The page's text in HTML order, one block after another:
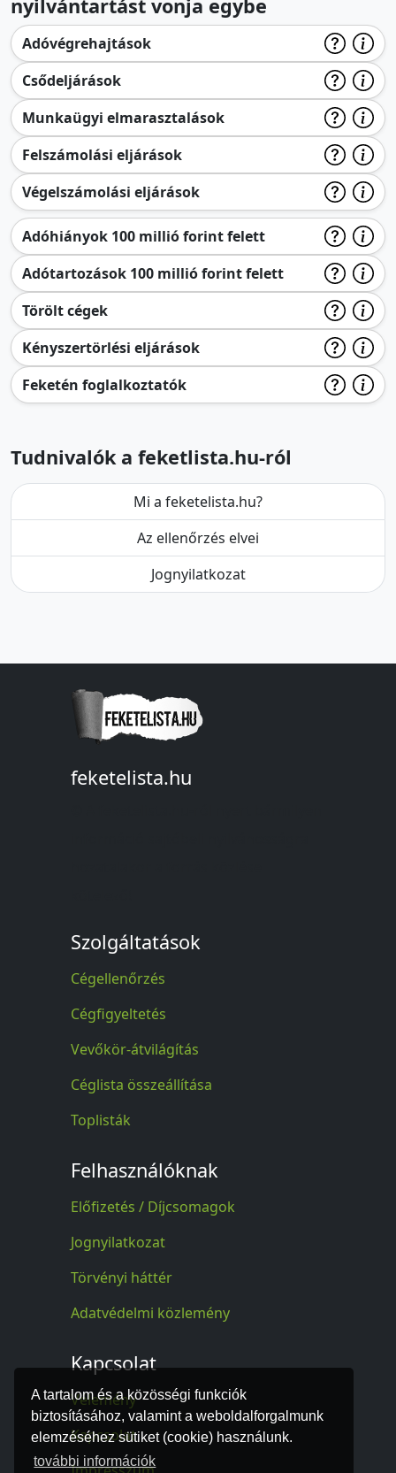
A tartalom és a közösségi funkciók
biztosításához, valamint a weboldalforgalmunk
elemzéséhez sütiket (cookie) használunk.
további információk
nyilvántartást vonja egybe
Adóvégrehajtások
Csődeljárások
Munkaügyi elmarasztalások
Felszámolási eljárások
Végelszámolási eljárások
Adóhiányok 100 millió forint felett
Adótartozások 100 millió forint felett
Törölt cégek
Kényszertörlési eljárások
Feketén foglalkoztatók
Tudnivalók a feketlista.hu-ról
Mi a feketelista.hu?
Az ellenőrzés elvei
Jognyilatkozat
feketelista.hu
Szolgáltatások
Cégellenőrzés
Cégfigyeltetés
Vevőkör-átvilágítás
Céglista összeállítása
Toplisták
Felhasználóknak
Előfizetés / Díjcsomagok
Jognyilatkozat
Törvényi háttér
Adatvédelmi közlemény
Kapcsolat
Vélemény
Kapcsolat